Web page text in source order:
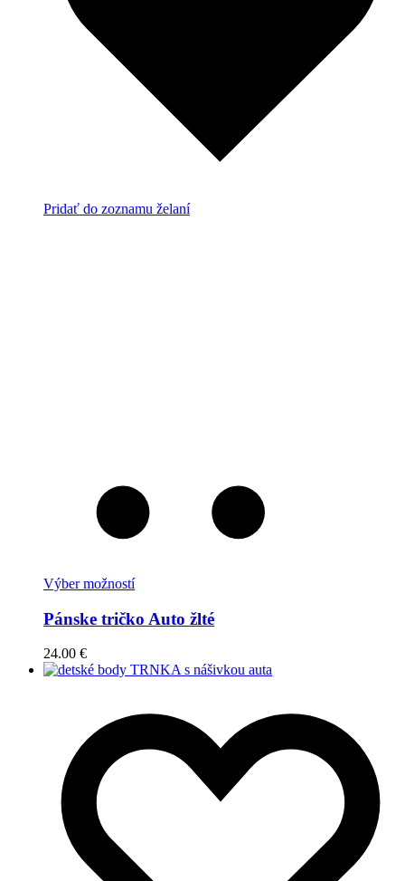
Pridať do zoznamu želaní
Výber možností
Pánske tričko Auto žlté
24.00 €